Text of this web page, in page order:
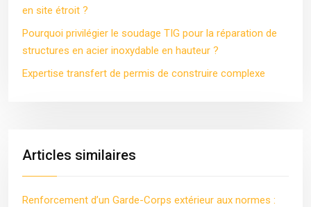
en site étroit ?
Pourquoi privilégier le soudage TIG pour la réparation de
structures en acier inoxydable en hauteur ?
Expertise transfert de permis de construire complexe
Articles similaires
Renforcement d’un Garde-Corps extérieur aux normes :